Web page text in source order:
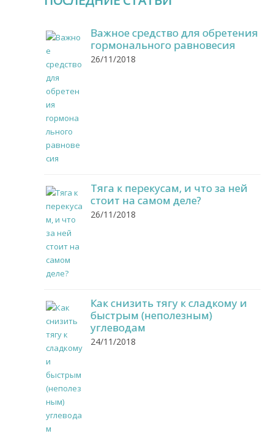
Важное средство для обретения
гормонального равновесия
26/11/2018
Тяга к перекусам, и что за ней
стоит на самом деле?
26/11/2018
Как снизить тягу к сладкому и
быстрым (неполезным)
углеводам
24/11/2018